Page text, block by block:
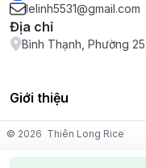
lelinh5531@gmail.com
Địa chỉ
Bình Thạnh, Phường
Giới thiệu
© 2026 Thiên Long Rice